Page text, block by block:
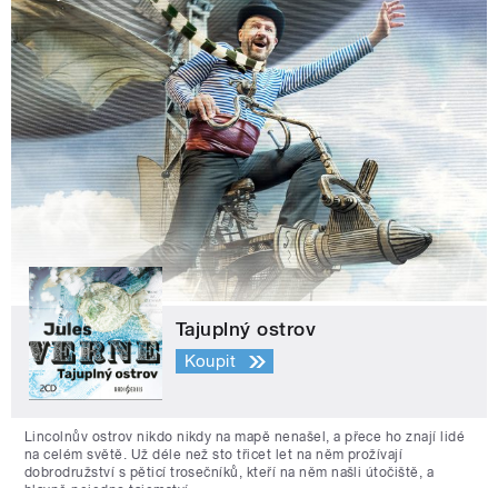
Tajuplný ostrov
Koupit
Lincolnův ostrov nikdo nikdy na mapě nenašel, a přece ho znají lidé
na celém světě. Už déle než sto třicet let na něm prožívají
dobrodružství s pěticí trosečníků, kteří na něm našli útočiště, a